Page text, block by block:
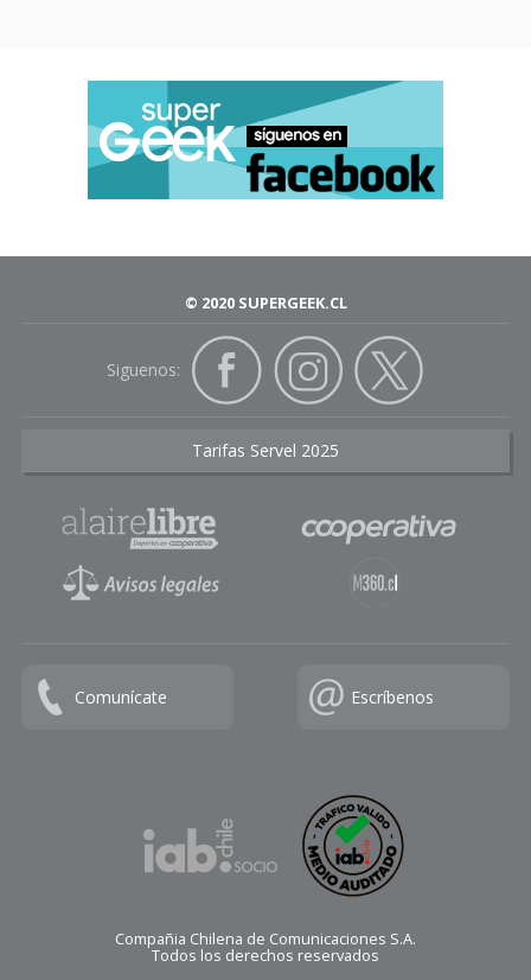
© 2020 SUPERGEEK.CL
Siguenos:
Tarifas Servel 2025
Comunícate Escríbenos
Compañia Chilena de Comunicaciones S.A.
Todos los derechos reservados